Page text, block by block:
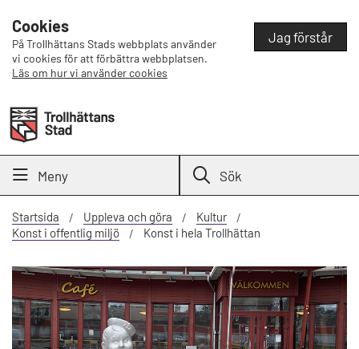
Cookies
På Trollhättans Stads webbplats använder
vi cookies för att förbättra webbplatsen.
Läs om hur vi använder cookies
Jag förstår
Meny Sök
Startsida Uppleva och göra
Kultur
Konst i offentlig miljö
Konst i hela Trollhättan